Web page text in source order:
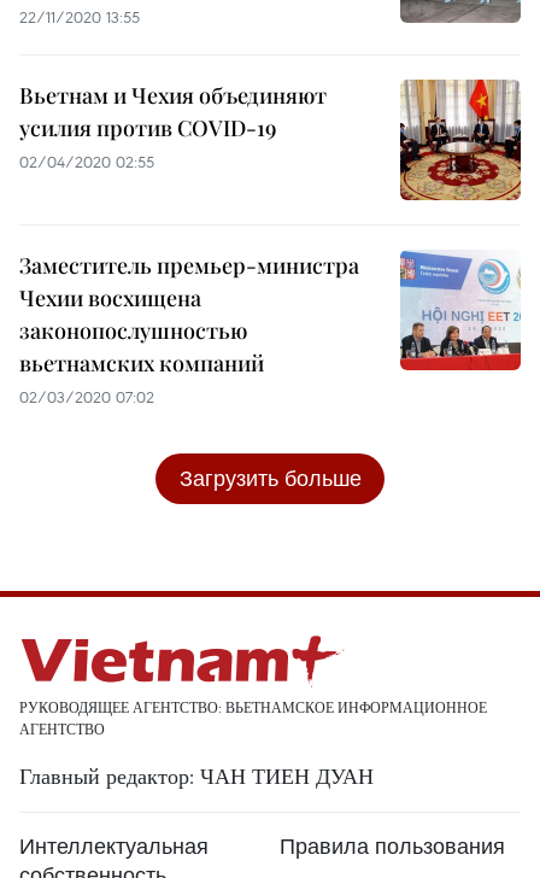
22/11/2020 13:55
Вьетнам и Чехия объединяют
усилия против COVID-19
02/04/2020 02:55
Заместитель премьер-министра
Чехии восхищена
законопослушностью
вьетнамских компаний
02/03/2020 07:02
Загрузить больше
РУКОВОДЯЩЕЕ АГЕНТСТВО: ВЬЕТНАМСКОЕ ИНФОРМАЦИОННОЕ
АГЕНТСТВО
Главный редактор: ЧАН ТИЕН ДУАН
Интеллектуальная
Правила пользования